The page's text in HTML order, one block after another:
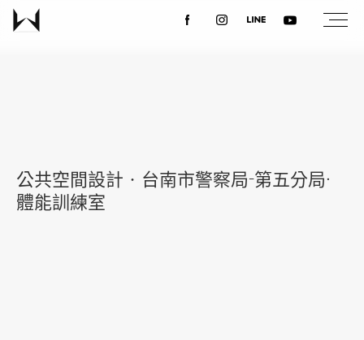
設計案例
公共空間設計‧台南市警察局-第五分局·
體能訓練室